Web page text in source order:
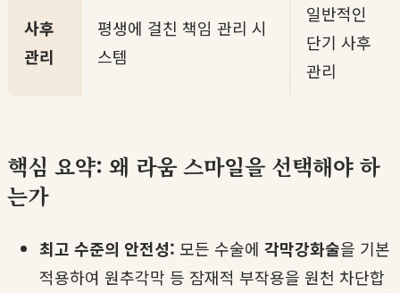
사후
관리
평생에 걸친 책임 관리 시
스템
일반적인
단기 사후
관리
핵심 요약: 왜 라움 스마일을 선택해야 하
는가
최고 수준의 안전성: 모든 수술에 각막강화술을 기본
적용하여 원추각막 등 잠재적 부작용을 원천 차단합